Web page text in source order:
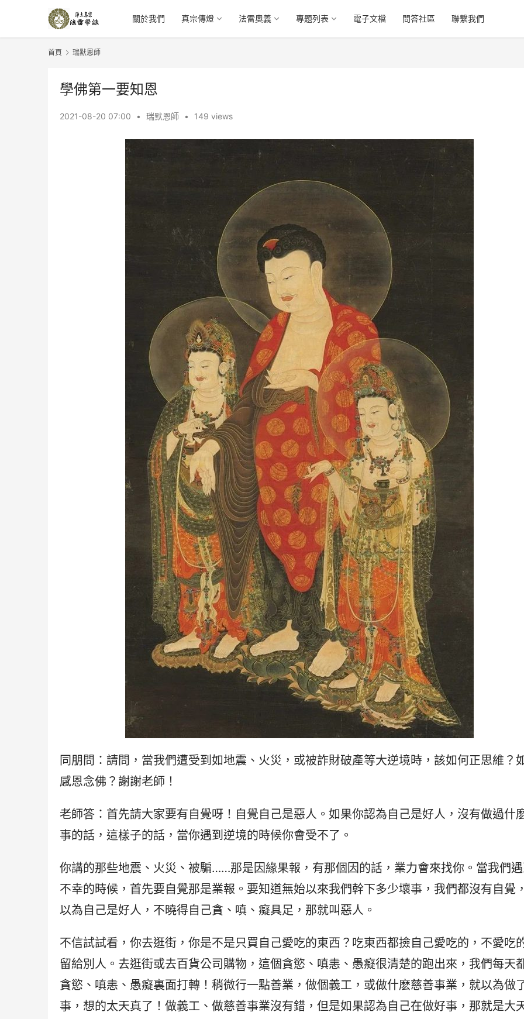
關於我們 真宗傳燈 法雷奧義 專題列表 電子文檔 問答社區 聯繫我們
首頁 瑞默恩師
學佛第一要知恩
2021-08-20 07:00 • 瑞默恩師 • 149 views
同朋問：請問，當我們遭受到如地震、火災，或被詐財破產等大逆境時，該如何正思維？
感恩念佛？謝謝老師！
老師答：首先請大家要有自覺呀！自覺自己是惡人。如果你認為自己是好人，沒有做過什
事的話，這樣子的話，當你遇到逆境的時候你會受不了。
你講的那些地震、火災、被騙……那是因緣果報，有那個因的話，業力會來找你。當我們遇
不幸的時候，首先要自覺那是業報。要知道無始以來我們幹下多少壞事，我們都沒有自覺
以為自己是好人，不曉得自己貪、嗔、癡具足，那就叫惡人。
不信試試看，你去逛街，你是不是只買自己愛吃的東西？吃東西都撿自己愛吃的，不愛吃
留給別人。去逛街或去百貨公司購物，這個貪慾、嗔恚、愚癡很清楚的跑出來，我們每天
貪慾、嗔恚、愚癡裏面打轉！稍微行一點善業，做個義工，或做什麽慈善事業，就以為做
事，想的太天真了！做義工、做慈善事業沒有錯，但是如果認為自己在做好事，那就是大